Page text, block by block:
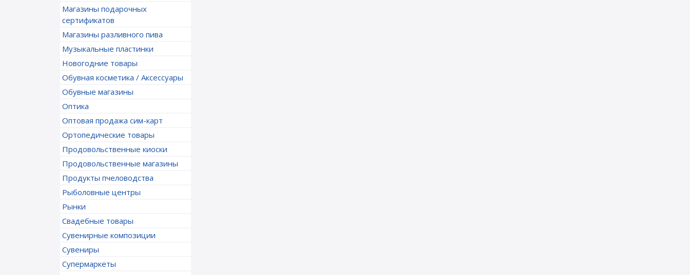
Магазины подарочных
сертификатов
Магазины разливного пива
Музыкальные пластинки
Новогодние товары
Обувная косметика / Аксессуары
Обувные магазины
Оптика
Оптовая продажа сим-карт
Ортопедические товары
Продовольственные киоски
Продовольственные магазины
Продукты пчеловодства
Рыболовные центры
Рынки
Свадебные товары
Сувенирные композиции
Сувениры
Супермаркеты